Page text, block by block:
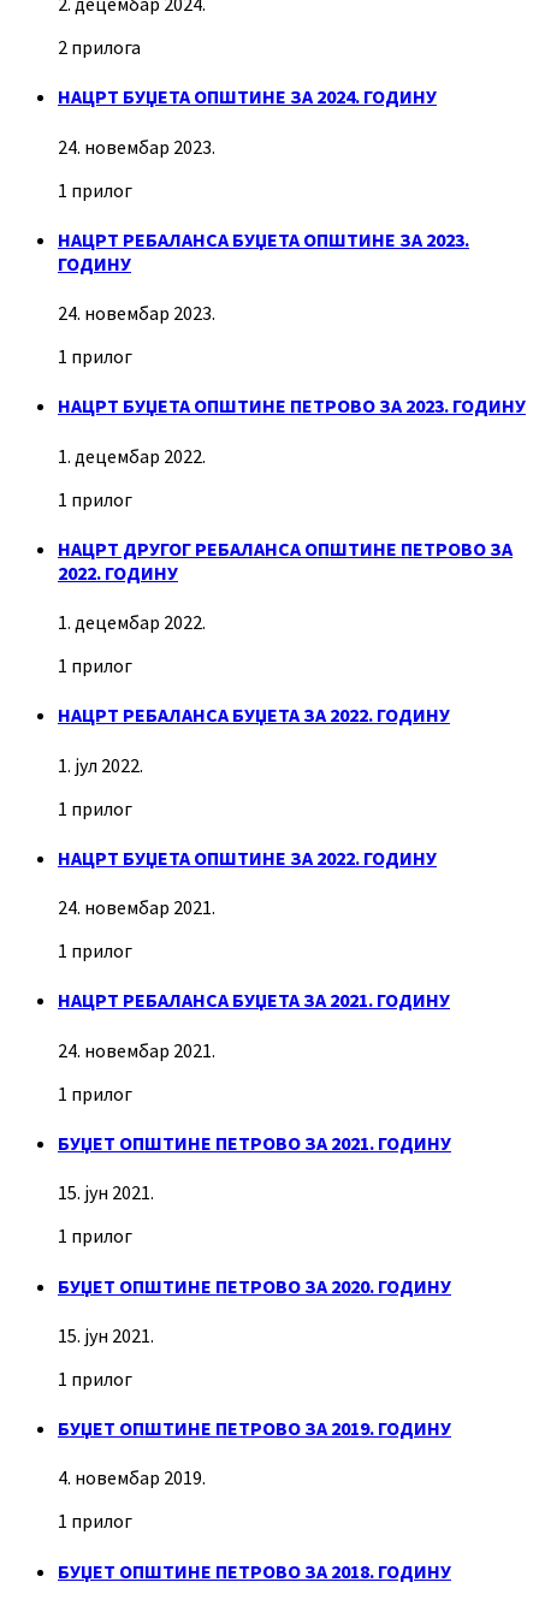
2 прилога
НАЦРТ БУЏЕТА ОПШТИНЕ ЗА 2024. ГОДИНУ
24. новембар 2023.
1 прилог
НАЦРТ РЕБАЛАНСА БУЏЕТА ОПШТИНЕ ЗА 2023.
ГОДИНУ
24. новембар 2023.
1 прилог
НАЦРТ БУЏЕТА ОПШТИНЕ ПЕТРОВО ЗА 2023. ГОДИНУ
1. децембар 2022.
1 прилог
НАЦРТ ДРУГОГ РЕБАЛАНСА ОПШТИНЕ ПЕТРОВО ЗА
2022. ГОДИНУ
1. децембар 2022.
1 прилог
НАЦРТ РЕБАЛАНСА БУЏЕТА ЗА 2022. ГОДИНУ
1. јул 2022.
1 прилог
НАЦРТ БУЏЕТА ОПШТИНЕ ЗА 2022. ГОДИНУ
24. новембар 2021.
1 прилог
НАЦРТ РЕБАЛАНСА БУЏЕТА ЗА 2021. ГОДИНУ
24. новембар 2021.
1 прилог
БУЏЕТ ОПШТИНЕ ПЕТРОВО ЗА 2021. ГОДИНУ
15. јун 2021.
1 прилог
БУЏЕТ ОПШТИНЕ ПЕТРОВО ЗА 2020. ГОДИНУ
15. јун 2021.
1 прилог
БУЏЕТ ОПШТИНЕ ПЕТРОВО ЗА 2019. ГОДИНУ
4. новембар 2019.
1 прилог
БУЏЕТ ОПШТИНЕ ПЕТРОВО ЗА 2018. ГОДИНУ